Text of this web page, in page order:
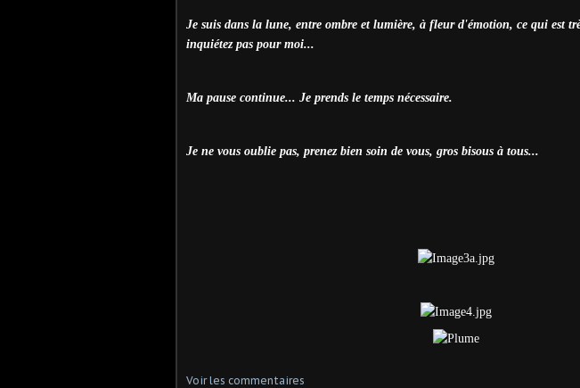
Je suis dans la lune, entre ombre et lumière, à fleur d'émotion, ce qui est
inquiétez pas pour moi...
Ma pause continue... Je prends le temps nécessaire.
Je ne vous oublie pas, prenez bien soin de vous, gros bisous à tous...
Voir les commentaires